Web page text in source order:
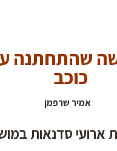
שהתחתנה
כוכב
אמיר שרפמן
ארועי סדנאות